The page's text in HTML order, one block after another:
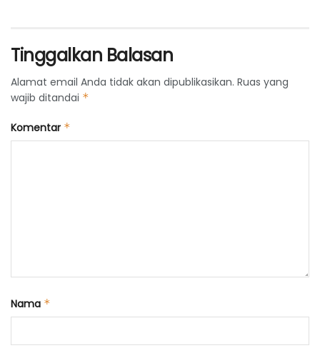
Tinggalkan Balasan
Alamat email Anda tidak akan dipublikasikan. Ruas yang
wajib ditandai *
Komentar *
Nama *